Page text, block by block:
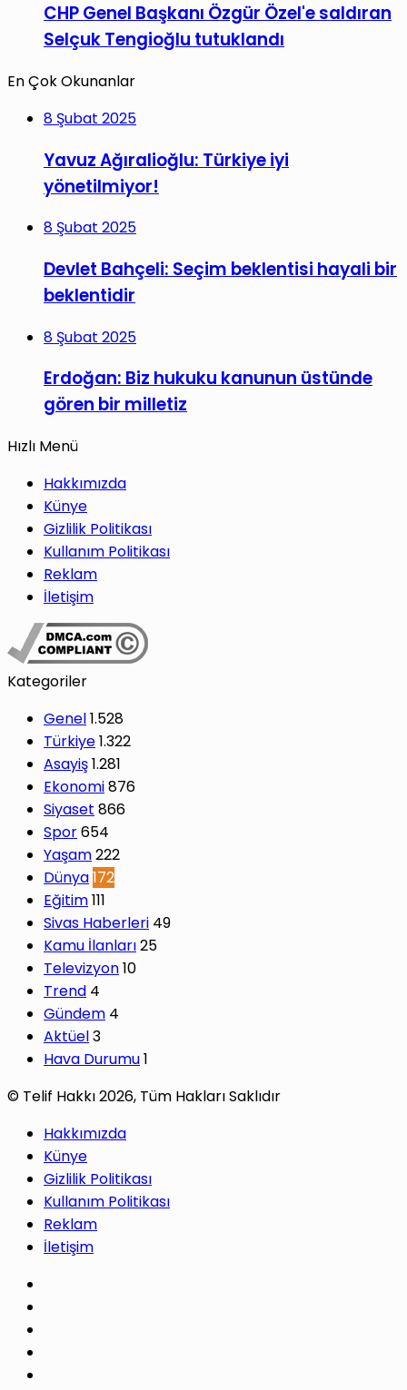
CHP Genel Başkanı Özgür Özel'e saldıran
Selçuk Tengioğlu tutuklandı
En Çok Okunanlar
8 Şubat 2025
Yavuz Ağıralioğlu: Türkiye iyi
yönetilmiyor!
8 Şubat 2025
Devlet Bahçeli: Seçim beklentisi hayali bir
beklentidir
8 Şubat 2025
Erdoğan: Biz hukuku kanunun üstünde
gören bir milletiz
Hızlı Menü
Hakkımızda
Künye
Gizlilik Politikası
Kullanım Politikası
Reklam
İletişim
Kategoriler
Genel1.528
Türkiye1.322
Asayiş1.281
Ekonomi876
Siyaset 866
Spor654
Yaşam222
Dünya172
Eğitim111
Sivas Haberleri 49
Kamu İlanları25
Televizyon10
Trend 4
Gündem 4
Aktüel3
Hava Durumu1
© Telif Hakkı 2026, Tüm Hakları Saklıdır
Hakkımızda
Künye
Gizlilik Politikası
Kullanım Politikası
Reklam
İletişim